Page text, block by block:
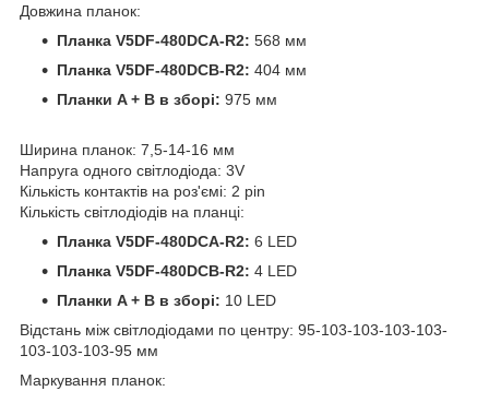
Довжина планок:
Планка V5DF-480DCA-R2: 568 мм
Планка V5DF-480DCB-R2: 404 мм
Планки A + B в зборі: 975 мм
Ширина планок: 7,5-14-16 мм
Напруга одного світлодіода: 3V
Кількість контактів на роз'ємі: 2 pin
Кількість світлодіодів на планці:
Планка V5DF-480DCA-R2: 6 LED
Планка V5DF-480DCB-R2: 4 LED
Планки A + B в зборі: 10 LED
Відстань між світлодіодами по центру: 95-103-103-103-103-
103-103-103-95 мм
Маркування планок: